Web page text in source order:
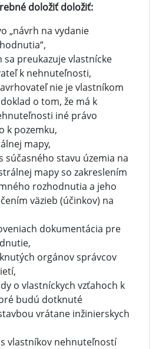
doložiť doložiť:
„návrh na vydanie
sa preukazuje vlastnícke
k nehnuteľnosti,
nie je vlastníkom
o tom, že má k
iné právo
k pozemku,
mapy,
súčasného stavu územia na
mapy so zakreslením
rozhodnutia a jeho
väzieb (účinkov) na
dokumentácia pre
orgánov správcov
o vlastníckych vzťahoch k
budú dotknuté
vrátane inžinierskych
vlastníkov nehnuteľností